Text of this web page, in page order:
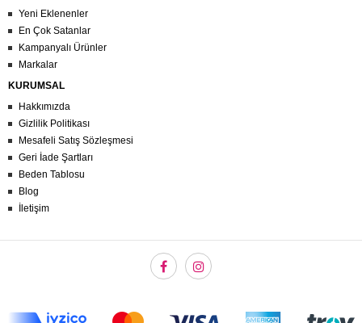
Yeni Eklenenler
En Çok Satanlar
Kampanyalı Ürünler
Markalar
KURUMSAL
Hakkımızda
Gizlilik Politikası
Mesafeli Satış Sözleşmesi
Geri İade Şartları
Beden Tablosu
Blog
İletişim